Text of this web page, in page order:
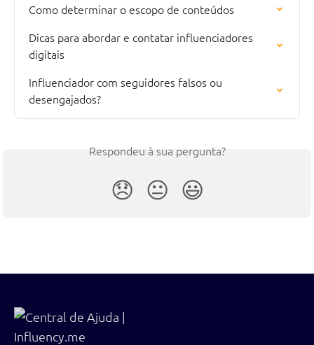
Como determinar o escopo de conteúdos
Dicas para abordar e contatar influenciadores
digitais
Influenciador com seguidores falsos ou
desengajados?
Respondeu à sua pergunta?
😞 😐 😃